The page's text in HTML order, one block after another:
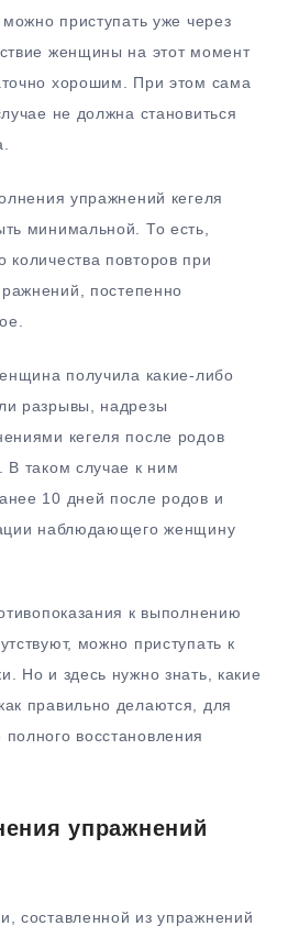
приступать уже через
женщины на этот момент
хорошим. При этом сама
не должна становиться
упражнений кегеля
минимальной. То есть,
количества повторов при
постепенно
получила какие-либо
разрывы, надрезы
кегеля после родов
В таком случае к ним
10 дней после родов и
наблюдающего женщину
к выполнению
можно приступать к
Но и здесь нужно знать, какие
правильно делаются, для
восстановления
упражнений
составленной из упражнений